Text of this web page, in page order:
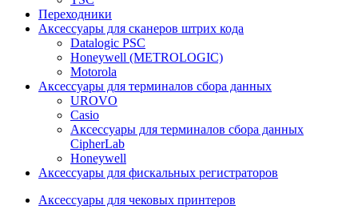
Переходники
Аксессуары для сканеров штрих кода
Datalogic PSC
Honeywell (METROLOGIC)
Motorola
Аксессуары для терминалов сбора данных
UROVO
Casio
Аксессуары для терминалов сбора данных
CipherLab
Honeywell
Аксессуары для фискальных регистраторов
Аксессуары для чековых принтеров